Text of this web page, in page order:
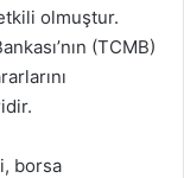
olmuştur.
(TCMB)
borsa